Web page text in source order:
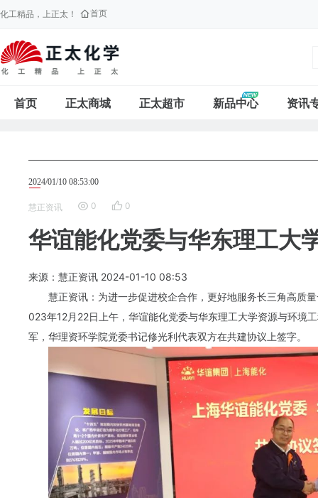
化工精品，上正太！ 首页
首页 正太商城 正太超市 新品中心 资讯
2024/01/10 08:53:00
慧正资讯 0 0
华谊能化党委与华东理工大
来源：慧正资讯 2024-01-10 08:53
慧正资讯：为进一步促进校企合作，更好地服务长三角高质
023年12月22日上午， 华谊能化党委与华东理工大学资源与环境
军，华理资环学院党委书记修光利代表双方在共建协议上签字。